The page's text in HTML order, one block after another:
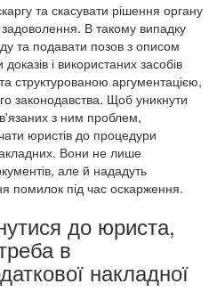
та скасувати рішення органу
В такому випадку
та подавати позов з описом
і використаних засобів
структурованою аргументацією,
законодавства. Щоб уникнути
з ним проблем,
юристів до процедури
Вони не лише
але й нададуть
помилок під час оскарження.
до юриста,
в
накладної